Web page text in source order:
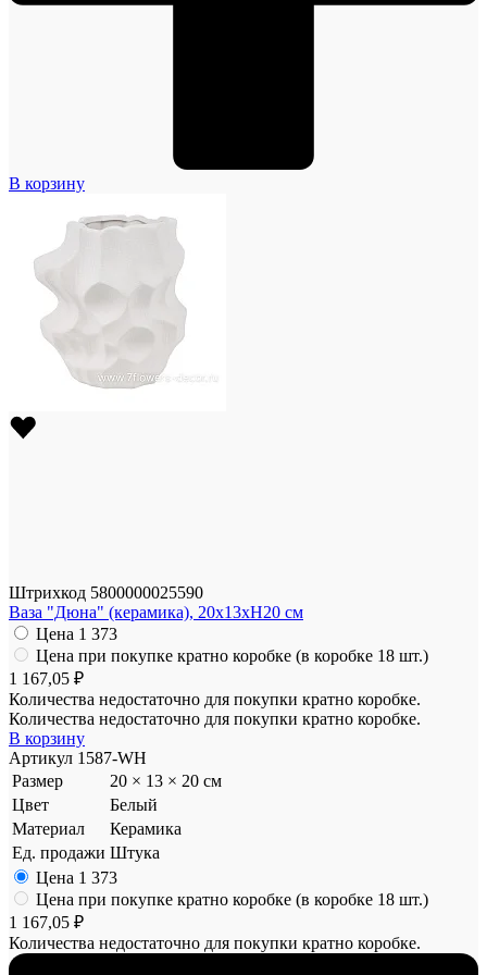
В корзину
Штрихкод 5800000025590
Ваза "Дюна" (керамика), 20x13xH20 см
Цена 1 373
Цена при покупке кратно коробке (в коробке 18 шт.)
1 167,05 ₽
Количества недостаточно для покупки кратно коробке.
Количества недостаточно для покупки кратно коробке.
В корзину
Артикул 1587-WH
Размер
20 × 13 × 20 см
Цвет
Белый
Материал
Керамика
Ед. продажи Штука
Цена 1 373
Цена при покупке кратно коробке (в коробке 18 шт.)
1 167,05 ₽
Количества недостаточно для покупки кратно коробке.